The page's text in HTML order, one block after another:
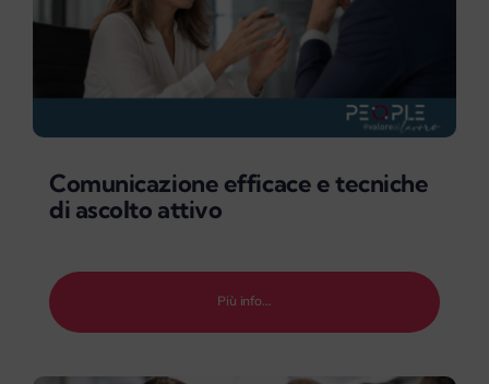
Comunicazione efficace e tecniche
di ascolto attivo
Più info…